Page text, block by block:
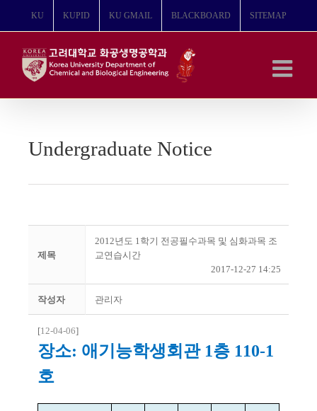
뛰
KU KUPID KU GMAIL BLACKBOARD SITEMAP
Undergraduate Notice
제목
2012년도 1학기 전공필수과목 및 심화과목 조
교연습시간
2017-12-27 14:25
작성자 관리자
[12-04-06]
장소: 애기능학생회관 1층 110-1
호